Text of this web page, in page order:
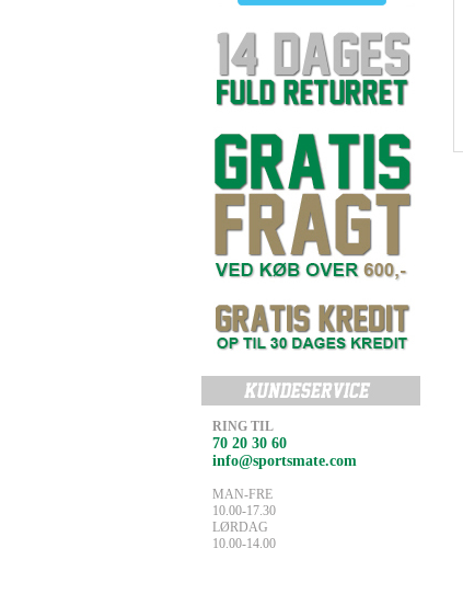
RING TIL
70 20 30 60
info@sportsmate.com
MAN-FRE
10.00-17.30
LØRDAG
10.00-14.00